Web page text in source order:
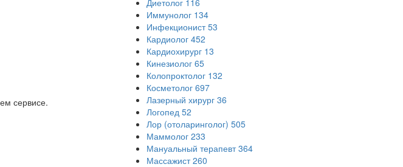
сервисе.
Иммунолог 134
Инфекционист 53
Кардиолог 452
Кардиохирург 13
Кинезиолог 65
Колопроктолог 132
Косметолог 697
Лазерный хирург 36
Логопед 52
Лор (отоларинголог) 505
Маммолог 233
Мануальный терапевт 364
Массажист 260